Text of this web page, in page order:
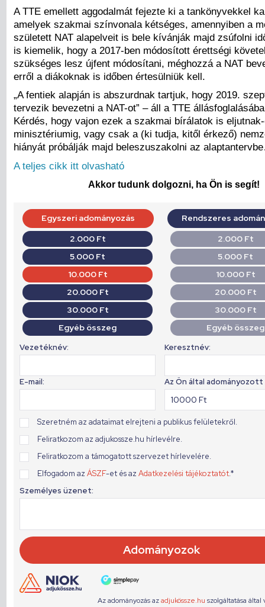
A TTE emellett aggodalmát fejezte ki a tankönyvekkel
amelyek szakmai színvonala kétséges, amennyiben a
született NAT alapelveit is bele kívánják majd zsúfolni
is kiemelik, hogy a 2017-ben módosított érettségi
szükséges lesz újfent módosítani, méghozzá a NAT
erről a diákoknak is időben értesülniük kell.
„A fentiek alapján is abszurdnak tartjuk, hogy 2019.
tervezik bevezetni a NAT-ot” – áll a TTE
Kérdés, hogy vajon ezek a szakmai bírálatok is
minisztériumig, vagy csak a (ki tudja, kitől érkező)
hiányát próbálják majd beleszuszakolni az
A teljes cikk itt olvasható
Akkor tudunk dolgozni, ha Ön is segít!